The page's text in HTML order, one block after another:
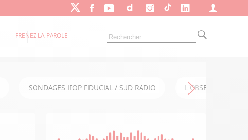
PRENEZ LA PAROLE
SONDAGES IFOP FIDUCIAL / SUD RADIO L'OBSERVATOIRE